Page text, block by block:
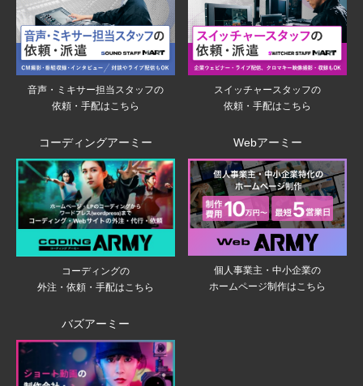
音声・ミキサー担当スタッフの
依頼・手配はこちら
スイッチャースタッフの
依頼・手配はこちら
コーディングアーミー
コーディングの
外注・依頼・手配はこちら
Webアーミー
個人事業主・中小企業の
ホームページ制作はこちら
バズアーミー